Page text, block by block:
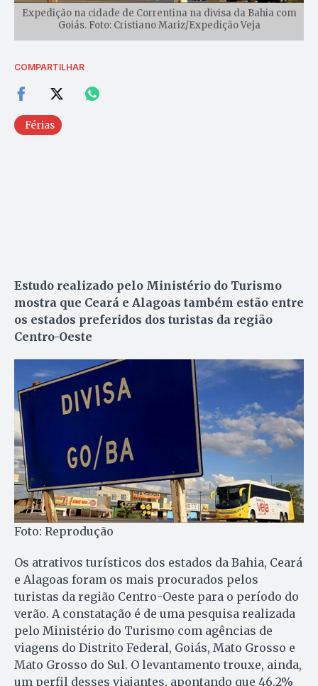
Expedição na cidade de Correntina na divisa da Bahia com
Goiás. Foto: Cristiano Mariz/Expedição Veja
COMPARTILHAR
Férias
Estudo realizado pelo Ministério do Turismo
mostra que Ceará e Alagoas também estão entre
os estados preferidos dos turistas da região
Centro-Oeste
Foto: Reprodução
Os atrativos turísticos dos estados da Bahia, Ceará
e Alagoas foram os mais procurados pelos
turistas da região Centro-Oeste para o período do
verão. A constatação é de uma pesquisa realizada
pelo Ministério do Turismo com agências de
viagens do Distrito Federal, Goiás, Mato Grosso e
Mato Grosso do Sul. O levantamento trouxe, ainda,
um perfil desses viajantes, apontando que 46,2%